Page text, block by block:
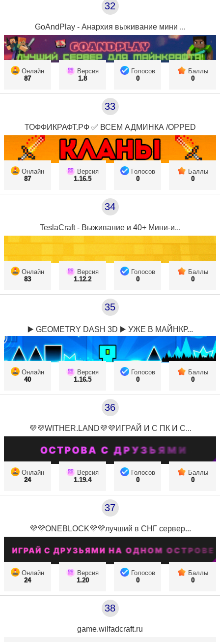
32
GoAndPlay - Анархия выживание мини ...
Онлайн
87
Версия
1.8
Голосов
0
Баллы
0
33
ТОФФИКРАФТ.РФ ✅ ВСЕМ АДМИНКА /OPPED
Онлайн
87
Версия
1.16.5
Голосов
0
Баллы
0
34
TeslaCraft - Выживание и 40+ Мини-и...
Онлайн
83
Версия
1.12.2
Голосов
0
Баллы
0
35
▶️ GEOMETRY DASH 3D ▶️ УЖЕ В МАЙНКР...
Онлайн
40
Версия
1.16.5
Голосов
0
Баллы
0
36
💜💜WITHER.LAND💜💜ИГРАЙ И С ПК И С...
Онлайн
24
Версия
1.19.4
Голосов
0
Баллы
0
37
💜💜ONEBLOCK💜💜лучший в СНГ сервер...
Онлайн
24
Версия
1.20
Голосов
0
Баллы
0
38
game.wilfadcraft.ru